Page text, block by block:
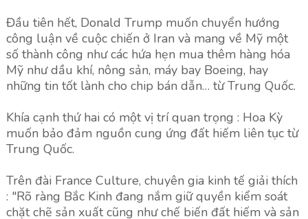
Đầu tiên hết, Donald Trump muốn chuyển hướng
công luận về cuộc chiến ở Iran và mang về Mỹ một
số thành công như các hứa hẹn mua thêm hàng hóa
Mỹ như dầu khí, nông sản, máy bay Boeing, hay
những tin tốt lành cho chip bán dẫn… từ Trung Quốc.
Khía cạnh thứ hai có một vị trí quan trọng : Hoa Kỳ
muốn bảo đảm nguồn cung ứng đất hiếm liên tục từ
Trung Quốc.
Trên đài France Culture, chuyên gia kinh tế giải thích
: "Rõ ràng Bắc Kinh đang nắm giữ quyền kiểm soát
chặt chẽ sản xuất cũng như chế biến đất hiếm và sản